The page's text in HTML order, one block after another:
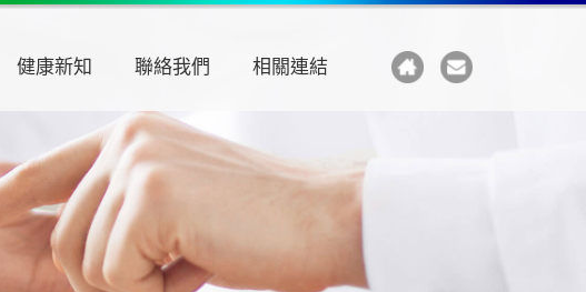
健康新知 聯絡我們 相關連結